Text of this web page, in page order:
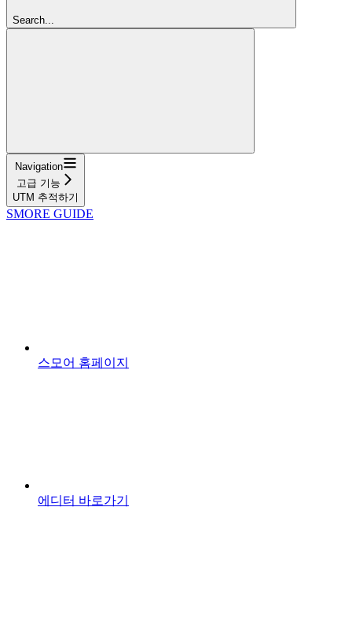
Search...
Navigation
고급 기능
UTM 추적하기
SMORE GUIDE
스모어 홈페이지
에디터 바로가기